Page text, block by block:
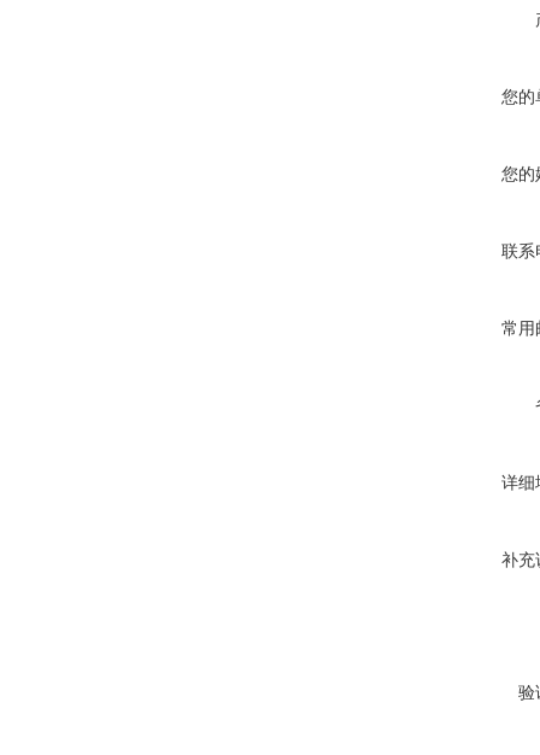
您的
您的
联系
常用
详细
补充
验